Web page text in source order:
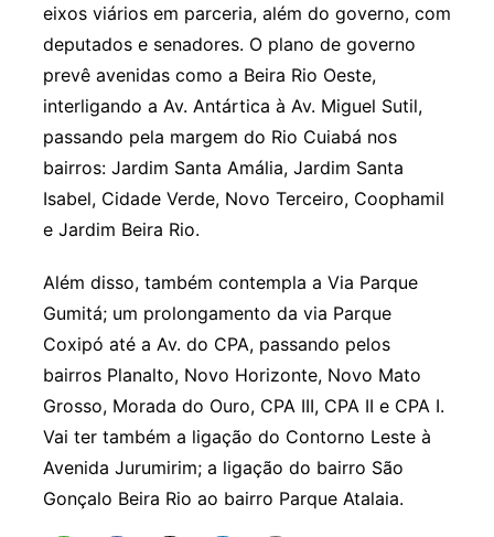
eixos viários em parceria, além do governo, com
deputados e senadores. O plano de governo
prevê avenidas como a Beira Rio Oeste,
interligando a Av. Antártica à Av. Miguel Sutil,
passando pela margem do Rio Cuiabá nos
bairros: Jardim Santa Amália, Jardim Santa
Isabel, Cidade Verde, Novo Terceiro, Coophamil
e Jardim Beira Rio.
Além disso, também contempla a Via Parque
Gumitá; um prolongamento da via Parque
Coxipó até a Av. do CPA, passando pelos
bairros Planalto, Novo Horizonte, Novo Mato
Grosso, Morada do Ouro, CPA III, CPA II e CPA I.
Vai ter também a ligação do Contorno Leste à
Avenida Jurumirim; a ligação do bairro São
Gonçalo Beira Rio ao bairro Parque Atalaia.